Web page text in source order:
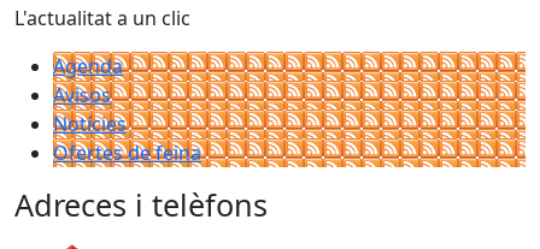
L'actualitat a un clic
Agenda
Avisos
Notícies
Ofertes de feina
Adreces i telèfons